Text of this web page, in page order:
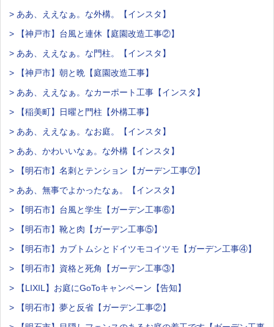
> ああ、ええなぁ。な外構。【インスタ】
> 【神戸市】台風と連休【庭園改造工事②】
> ああ、ええなぁ。な門柱。【インスタ】
> 【神戸市】朝と晩【庭園改造工事】
> ああ、ええなぁ。なカーポート工事【インスタ】
> 【稲美町】日曜と門柱【外構工事】
> ああ、ええなぁ。なお庭。【インスタ】
> ああ、かわいいなぁ。な外構【インスタ】
> 【明石市】名刺とテンション【ガーデン工事⑦】
> ああ、無事でよかったなぁ。【インスタ】
> 【明石市】台風と学生【ガーデン工事⑥】
> 【明石市】靴と肉【ガーデン工事⑤】
> 【明石市】カブトムシとドイツモコイツモ【ガーデン工事④】
> 【明石市】資格と死角【ガーデン工事③】
> 【LIXIL】お庭にGoToキャンペーン【告知】
> 【明石市】夢と反省【ガーデン工事②】